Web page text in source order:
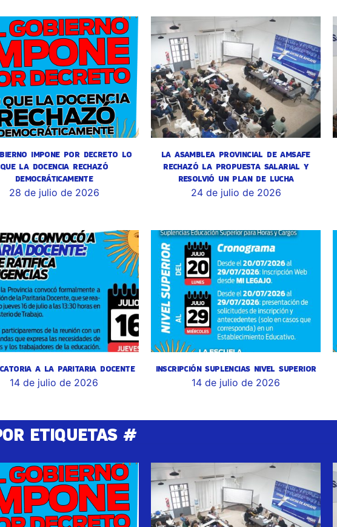
IMPONE POR DECRETO LO
QUE LA DOCENCIA RECHAZÓ
DEMOCRÁTICAMENTE
28 de julio de 2026
LA ASAMBLEA PROVINCIAL DE AMSAFE
RECHAZÓ LA PROPUESTA SALARIAL Y
RESOLVIÓ UN PLAN DE LUCHA
24 de julio de 2026
A LA PARITARIA DOCENTE
14 de julio de 2026
INSCRIPCIÓN SUPLENCIAS NIVEL SUPERIOR
14 de julio de 2026
ETIQUETAS #